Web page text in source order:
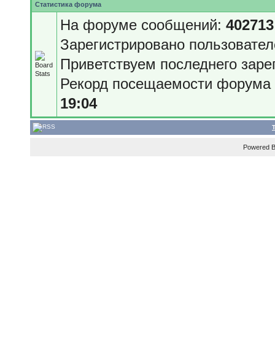
Статистика форума
На форуме сообщений: 402713
Зарегистрировано
Приветствуем последнего
Рекорд посещаемости
19:04
Powered